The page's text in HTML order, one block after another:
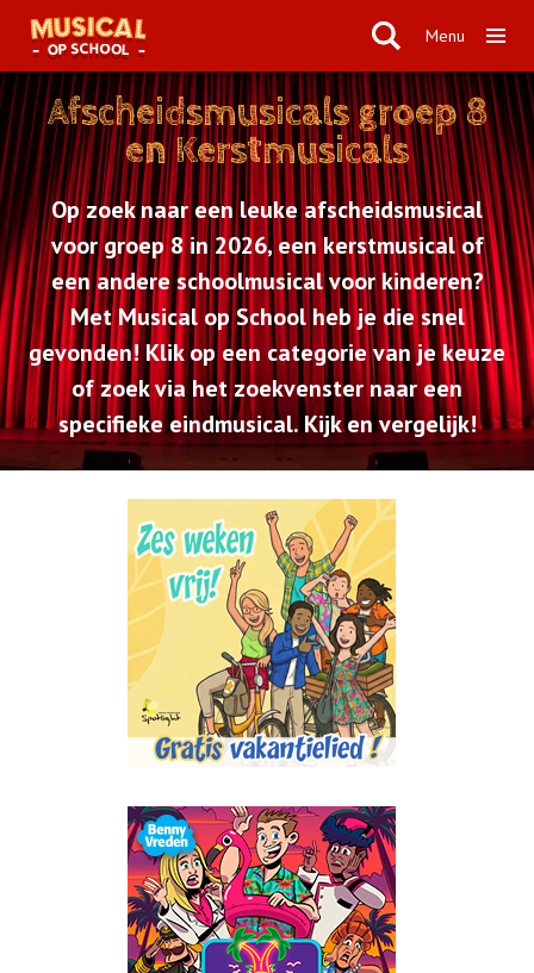
Menu
Afscheidsmusicals groep 8
en Kerstmusicals
Op zoek naar een leuke afscheidsmusical
voor groep 8 in 2026, een kerstmusical of
een andere schoolmusical voor kinderen?
Met Musical op School heb je die snel
gevonden! Klik op een categorie van je keuze
of zoek via het zoekvenster naar een
specifieke eindmusical. Kijk en vergelijk!